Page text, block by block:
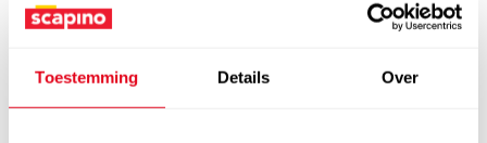
Toestemming Details Over